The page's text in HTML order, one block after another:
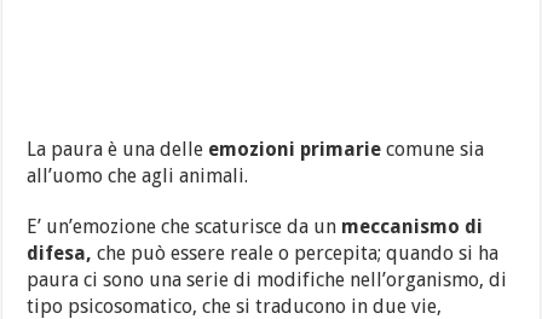
La paura è una delle emozioni primariecomune sia
all’uomo che agli animali.
E’ un’emozione che scaturisce da un meccanismo di
difesa,che può essere reale o percepita; quando si ha
paura ci sono una serie di modifiche nell’organismo, di
tipo psicosomatico, che si traducono in due vie,